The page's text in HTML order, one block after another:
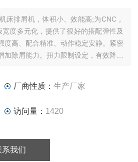
床排屑机，体积小、效能高;为CNC，
度多元化，提供了很好的搭配弹性及
度高、配合精准、动作稳定安静。紧密
除屑能力。扭力限制设定，有效降低
厂商性质： 生产厂家
访问量： 1420
系我们